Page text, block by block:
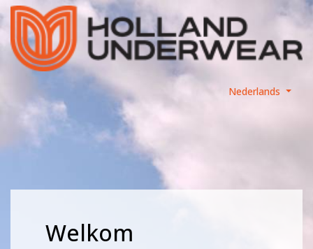
Nederlands
Welkom